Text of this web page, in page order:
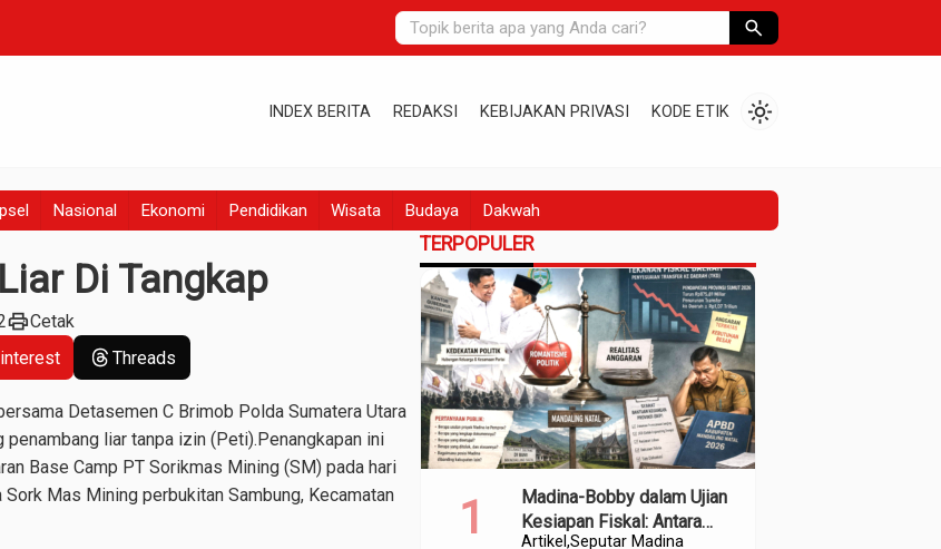
search
INDEX BERITA REDAKSI KEBIJAKAN PRIVASI KODE ETIK light_mode
Nasional Ekonomi Pendidikan Wisata Budaya Dakwah
Di Tangkap
printCetak
Threads
Detasemen C Brimob Polda Sumatera Utara
liar tanpa izin (Peti).Penangkapan ini
Base Camp PT Sorikmas Mining (SM) pada hari
Mas Mining perbukitan Sambung, Kecamatan
TERPOPULER
Artikel Seputar Madina
Madina-Bobby dalam Ujian
Kesiapan Fiskal: Antara